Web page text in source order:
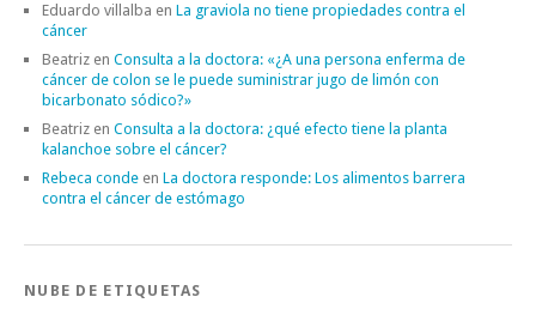
Eduardo villalba en La graviola no tiene propiedades contra el
cáncer
Beatriz en Consulta a la doctora: «¿A una persona enferma de
cáncer de colon se le puede suministrar jugo de limón con
bicarbonato sódico?»
Beatriz en Consulta a la doctora: ¿qué efecto tiene la planta
kalanchoe sobre el cáncer?
Rebeca conde en La doctora responde: Los alimentos barrera
contra el cáncer de estómago
NUBE DE ETIQUETAS